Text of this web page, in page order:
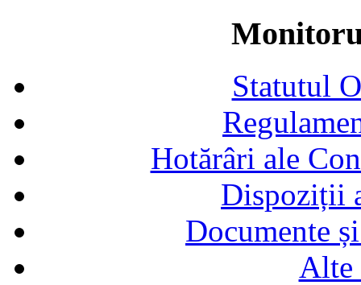
Statutul
Hotărâri ale
Dispoziții
Documente
Alte